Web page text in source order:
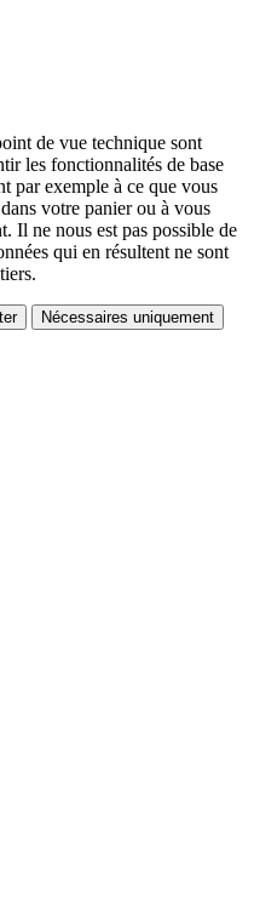
de vue technique sont
les fonctionnalités de base
par exemple à ce que vous
votre panier ou à vous
Il ne nous est pas possible de
qui en résultent ne sont
Nécessaires uniquement